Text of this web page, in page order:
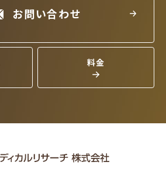
お問い合わせ
料金